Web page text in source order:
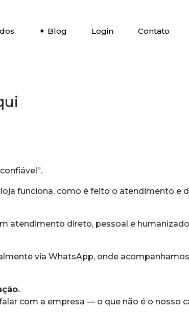
✦ Blog Login Contato
funciona, como é feito o atendimento e
atendimento direto, pessoal e
via WhatsApp, onde
com a empresa — o que não é o nosso